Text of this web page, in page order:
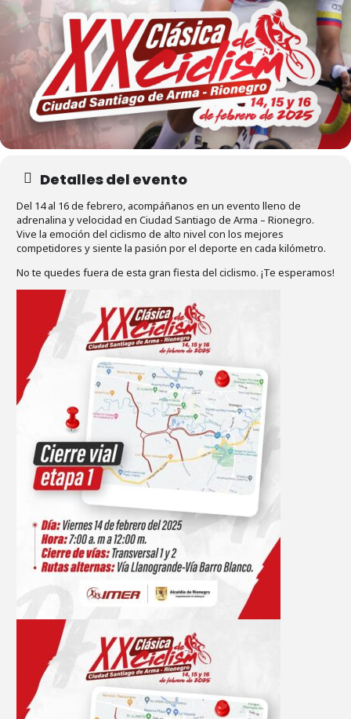
Detalles del evento
Del 14 al 16 de febrero, acompáñanos en un evento lleno de
adrenalina y velocidad en Ciudad Santiago de Arma – Rionegro.
Vive la emoción del ciclismo de alto nivel con los mejores
competidores y siente la pasión por el deporte en cada kilómetro.
No te quedes fuera de esta gran fiesta del ciclismo. ¡Te esperamos!